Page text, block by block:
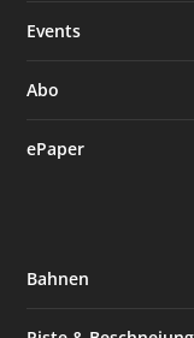
Events
Abo
ePaper
Bahnen